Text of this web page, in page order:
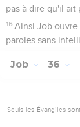
pas à dire qu'il ait
16 Ainsi Job
paroles sans
Job 36
Seuls les Évangiles